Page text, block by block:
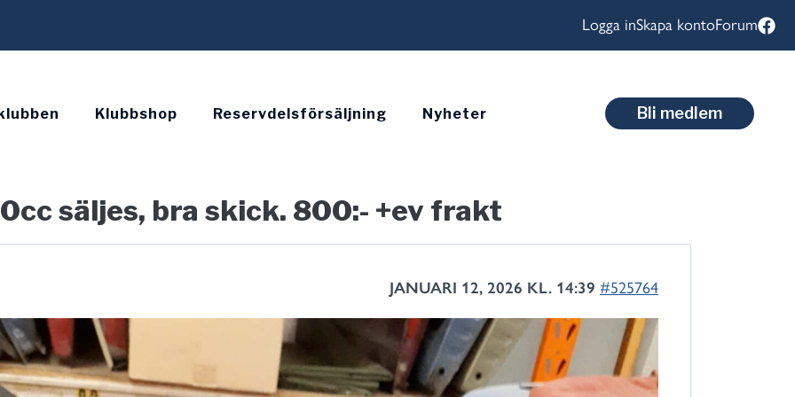
Logga inSkapa kontoForum
Klubbshop Reservdelsförsäljning Nyheter Bli medlem
säljes, bra skick. 800:- +ev frakt
JANUARI 12, 2026 KL. 14:39 #525764